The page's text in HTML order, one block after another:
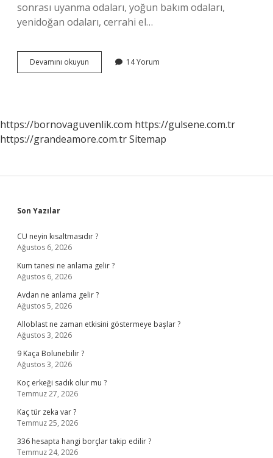
sonrası uyanma odaları, yoğun bakım odaları,
yenidoğan odaları, cerrahi el…
Devamını okuyun Ameliyathanede
Kullanılan
14 Yorum
https://bornovaguvenlik.com https://gulsene.com.tr
https://grandeamore.com.trSitemap
Sidebar
Son Yazılar
CU neyin kısaltmasıdır ?
Ağustos 6, 2026
Kum tanesi ne anlama gelir ?
Ağustos 6, 2026
Avdan ne anlama gelir ?
Ağustos 5, 2026
Alloblast ne zaman etkisini göstermeye başlar ?
Ağustos 3, 2026
9 Kaça Bolunebilir ?
Ağustos 3, 2026
Koç erkeği sadık olur mu ?
Temmuz 27, 2026
Kaç tür zeka var ?
Temmuz 25, 2026
336 hesapta hangi borçlar takip edilir ?
Temmuz 24, 2026